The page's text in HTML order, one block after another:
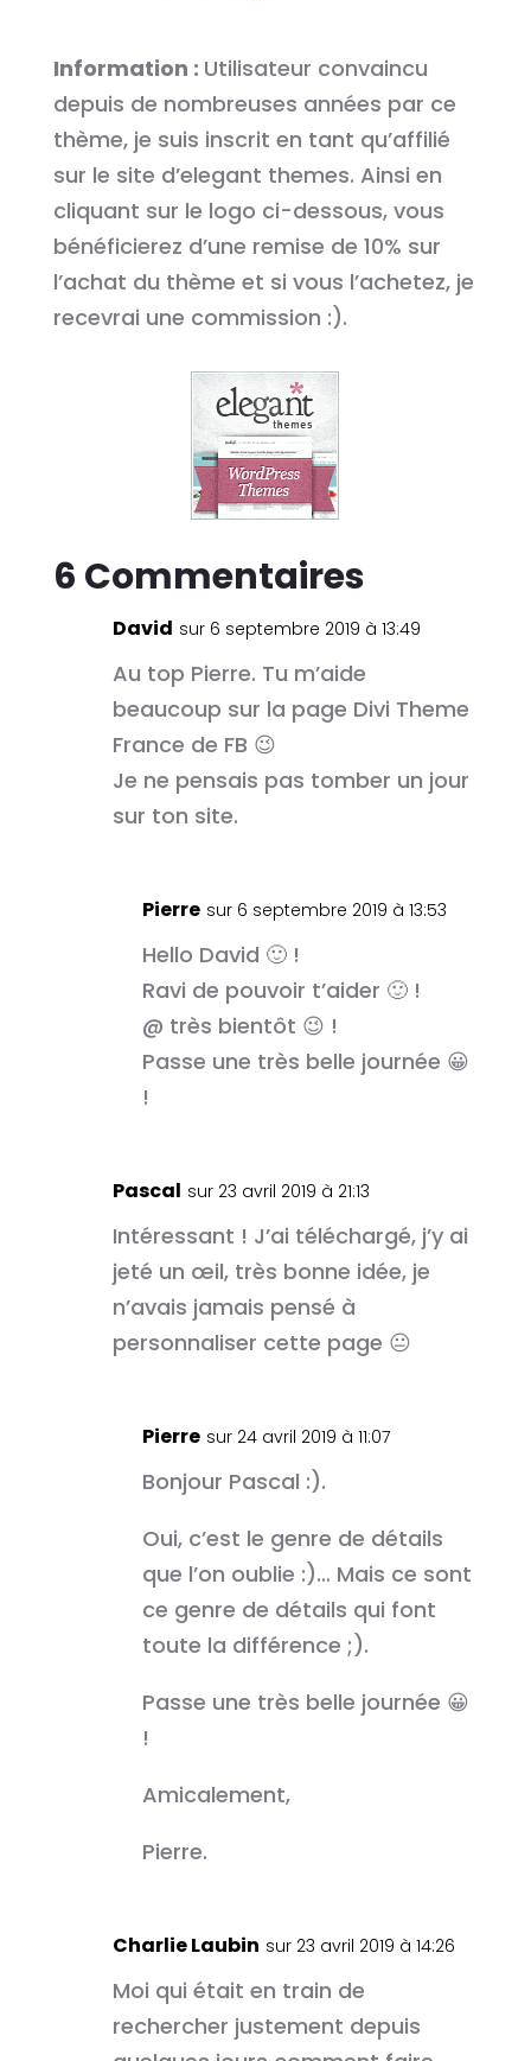
Information : Utilisateur convaincu
depuis de nombreuses années par ce
thème, je suis inscrit en tant qu’affilié
sur le site d’elegant themes. Ainsi en
cliquant sur le logo ci-dessous, vous
bénéficierez d’une remise de 10% sur
l’achat du thème et si vous l’achetez, je
recevrai une commission :).
6 Commentaires
David sur 6 septembre 2019 à 13:49
Au top Pierre. Tu m’aide
beaucoup sur la page Divi Theme
France de FB 😉
Je ne pensais pas tomber un jour
sur ton site.
Pierre sur 6 septembre 2019 à 13:53
Hello David 🙂 !
Ravi de pouvoir t’aider 🙂 !
@ très bientôt 😉 !
Passe une très belle journée 😀
!
Pascal sur 23 avril 2019 à 21:13
Intéressant ! J’ai téléchargé, j’y ai
jeté un œil, très bonne idée, je
n’avais jamais pensé à
personnaliser cette page 😐
Pierre sur 24 avril 2019 à 11:07
Bonjour Pascal :).
Oui, c’est le genre de détails
que l’on oublie :)… Mais ce sont
ce genre de détails qui font
toute la différence ;).
Passe une très belle journée 😀
!
Amicalement,
Pierre.
Charlie Laubin sur 23 avril 2019 à 14:26
Moi qui était en train de
rechercher justement depuis